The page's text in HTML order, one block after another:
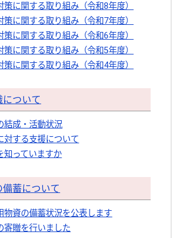
策に関する取り組み（令和8年度）
策に関する取り組み（令和7年度）
策に関する取り組み（令和6年度）
策に関する取り組み（令和5年度）
策に関する取り組み（令和4年度）
について
結成・活動状況
対する支援について
知っていますか
蓄について
物資の備蓄状況を公表します
寄贈を行いました